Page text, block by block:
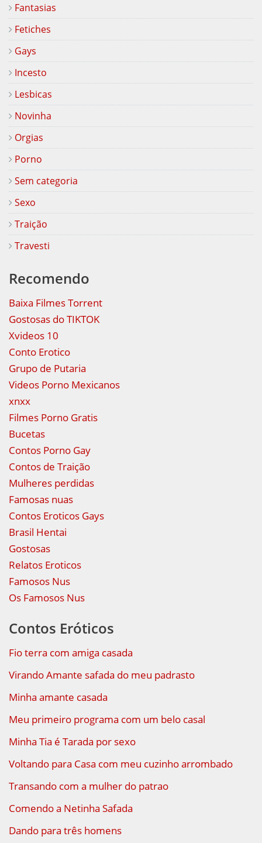
Fantasias
Fetiches
Gays
Incesto
Lesbicas
Novinha
Orgias
Porno
Sem categoria
Sexo
Traição
Travesti
Recomendo
Baixa Filmes Torrent
Gostosas do TIKTOK
Xvideos 10
Conto Erotico
Grupo de Putaria
Videos Porno Mexicanos
xnxx
Filmes Porno Gratis
Bucetas
Contos Porno Gay
Contos de Traição
Mulheres perdidas
Famosas nuas
Contos Eroticos Gays
Brasil Hentai
Gostosas
Relatos Eroticos
Famosos Nus
Os Famosos Nus
Contos Eróticos
Fio terra com amiga casada
Virando Amante safada do meu padrasto
Minha amante casada
Meu primeiro programa com um belo casal
Minha Tia é Tarada por sexo
Voltando para Casa com meu cuzinho arrombado
Transando com a mulher do patrao
Comendo a Netinha Safada
Dando para três homens